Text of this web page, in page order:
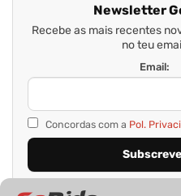
Newsletter
Recebe as mais recentes
no teu
Email:
Concordas com a Pol.